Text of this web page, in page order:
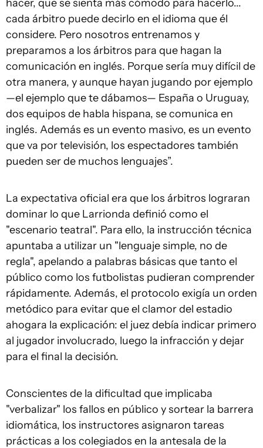
hacer, que se sienta más cómodo para hacerlo...
cada árbitro puede decirlo en el idioma que él
considere. Pero nosotros entrenamos y
preparamos a los árbitros para que hagan la
comunicación en inglés. Porque sería muy difícil de
otra manera, y aunque hayan jugando por ejemplo
—el ejemplo que te dábamos— España o Uruguay,
dos equipos de habla hispana, se comunica en
inglés. Además es un evento masivo, es un evento
que va por televisión, los espectadores también
pueden ser de muchos lenguajes”.
La expectativa oficial era que los árbitros lograran
dominar lo que Larrionda definió como el
"escenario teatral". Para ello, la instrucción técnica
apuntaba a utilizar un "lenguaje simple, no de
regla", apelando a palabras básicas que tanto el
público como los futbolistas pudieran comprender
rápidamente. Además, el protocolo exigía un orden
metódico para evitar que el clamor del estadio
ahogara la explicación: el juez debía indicar primero
al jugador involucrado, luego la infracción y dejar
para el final la decisión.
Conscientes de la dificultad que implicaba
"verbalizar" los fallos en público y sortear la barrera
idiomática, los instructores asignaron tareas
prácticas a los colegiados en la antesala de la